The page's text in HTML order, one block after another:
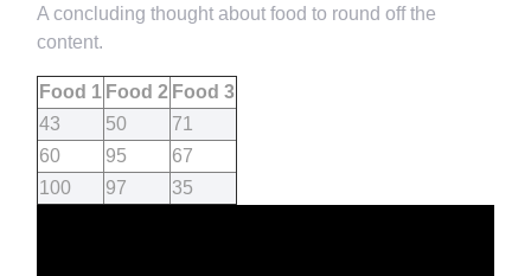
A concluding thought about food to round off the
content.
Food 1 Food 2 Food 3
43
50
71
60
95
67
100
97 35